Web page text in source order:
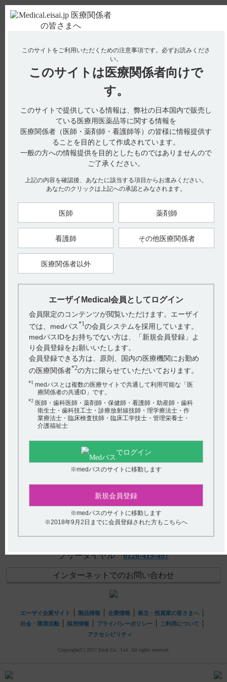
使用期限検索 Drug Information
No : 3151
【メチコバール・錠・細粒】 使用期限は何年で
【メチコバール・錠・細粒】
使用期限は何年ですか？
電子添文には、「有効期間：3年」と記載があります。（引用
※お手元のエーザイ製品の製造番号から使用期限を検索できま
使用期限検索サイトはこちら
お探しの情報が見つからない場合やご不明な点は、hhcホット
ライン（0120-419-497）までお問い合わせ下さい。
1）メチコバール錠250μg・錠500μg・細粒0.1％電子添文 2023
年4月改訂（第1版） 有効期間
【更新年月】
戻る
関連するQ&A
【メチコバール・注射】 使用期限は何年ですか？
【ルネスタ】 他の睡眠薬と併用について教えてくださ
い。
【メチコバール・錠・細粒】 投薬期間に制限はあります
か？
【アクトネル錠75mg】 有効成分、規格の種類、製剤の大
きさ、添加物などについて教えてください。
することについて教えてください。
アンケート:ご意見をお聞かせください
(選択してください)
送信する
このサイトをご利用いただくための注意事項です。 必ずお読みくださ
い。
このサイトは 医療関係者向けで
す。
このサイトで提供している情報は、弊社の日本国内で販売し
ている医療用医薬品等に関する情報を
医療関係者（医師・薬剤師・看護師等）の皆様に情報提供す
ることを目的として作成されています。
一般の方への情報提供を目的としたものではありませんので
ご了承ください。
上記の内容を確認後、あなたに該当する項目からお進みください。
あなたのクリックは上記への承認とみなされます。
医師 薬剤師
看護師 その他医療関係者
医療関係者以外
エーザイMedical会員としてログイン
会員限定のコンテンツが閲覧いただけます。エーザイ
では、medパス*1の会員システムを採用しています。
medパスIDをお持ちでない方は、「新規会員登録」よ
り会員登録をお願いいたします。
会員登録できる方は、原則、国内の医療機関にお勤め
の医療関係者*2の方に限らせていただいております。
*1 medパスとは複数の医療サイトで共通して利用可能な「医
療関係者の共通ID」です。
*2 医師・歯科医師・薬剤師・保健師・看護師・助産師・歯科
衛生士・歯科技工士・診療放射線技師・理学療法士・作
業療法士・臨床検査技師・臨床工学技士・管理栄養士・
介護福祉士
でログイン
※medパスのサイトに移動します
新規会員登録
※medパスのサイトに移動します
※2018年9月2日までに会員登録された方もこちらへ
フリーダイヤル0120-419-497
インターネットでのお問い合わせ
エーザイ企業サイト 製品情報 企業情報
株主・投資家の皆さまへ
社会・環境活動
採用情報 プライバシーポリシー
ご利用について
アクセシビリティ
Copyright(C) 2017 Eisai Co., Ltd. All rights reserved.